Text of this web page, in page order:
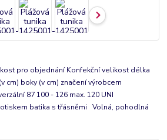
pro objednání Konfekční velikost délka
cm) boky (v cm) značení výrobcem
87 100 - 126 max. 120 UNI
batika s třásněmi Volná, pohodlná